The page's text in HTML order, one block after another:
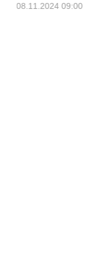
08.11.2024 09:00